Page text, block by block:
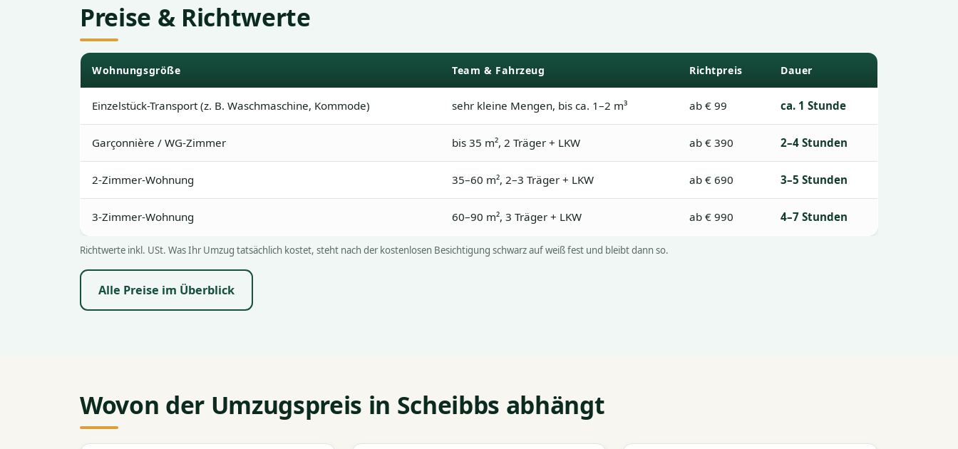
Preise & Richtwerte
Wohnungsgröße Team & Fahrzeug Richtpreis Dauer
Einzelstück-Transport (z. B. Waschmaschine, Kommode) sehr kleine Mengen, bis ca. 1–2 m³ ab € 99 ca. 1 Stunde
Garçonnière / WG-Zimmer bis 35 m², 2 Träger + LKW ab € 390 2–4 Stunden
2-Zimmer-Wohnung 35–60 m², 2–3 Träger + LKW ab € 690 3–5 Stunden
3-Zimmer-Wohnung 60–90 m², 3 Träger + LKW ab € 990 4–7 Stunden
Richtwerte inkl. USt. Was Ihr Umzug tatsächlich kostet, steht nach der kostenlosen Besichtigung schwarz auf weiß fest und bleibt dann so.
Alle Preise im Überblick
Wovon der Umzugspreis in Scheibbs abhängt